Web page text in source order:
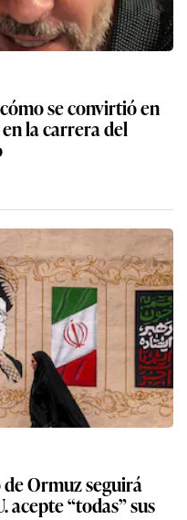
se convirtió en
la carrera del
Ormuz seguirá
acepte “todas” sus